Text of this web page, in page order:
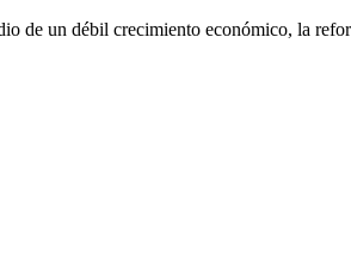
de un débil crecimiento económico, la